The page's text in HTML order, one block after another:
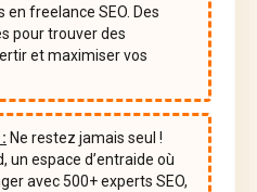
freelance SEO. Des
pour trouver des
et maximiser vos
Ne restez jamais seul !
un espace d’entraide où
avec 500+ experts SEO,